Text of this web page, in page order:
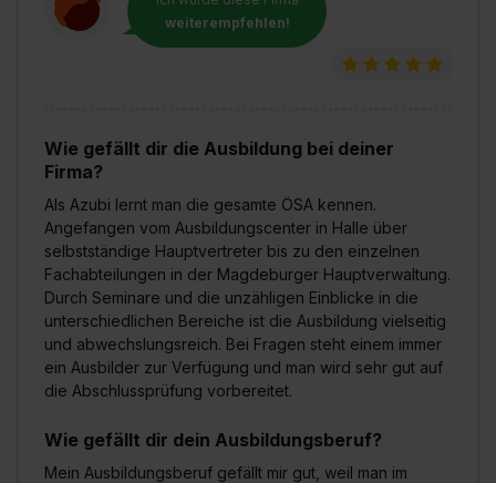
weiterempfehlen!
Wie gefällt dir die Ausbildung bei deiner
Firma?
Als Azubi lernt man die gesamte ÖSA kennen.
Angefangen vom Ausbildungscenter in Halle über
selbstständige Hauptvertreter bis zu den einzelnen
Fachabteilungen in der Magdeburger Hauptverwaltung.
Durch Seminare und die unzähligen Einblicke in die
unterschiedlichen Bereiche ist die Ausbildung vielseitig
und abwechslungsreich. Bei Fragen steht einem immer
ein Ausbilder zur Verfügung und man wird sehr gut auf
die Abschlussprüfung vorbereitet.
Wie gefällt dir dein Ausbildungsberuf?
Mein Ausbildungsberuf gefällt mir gut, weil man im